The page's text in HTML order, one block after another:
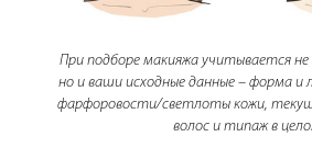
При подборе макияжа учитывается
но и ваши исходные данные – форма и
фарфоровости/светлоты кожи,
волос и типаж в